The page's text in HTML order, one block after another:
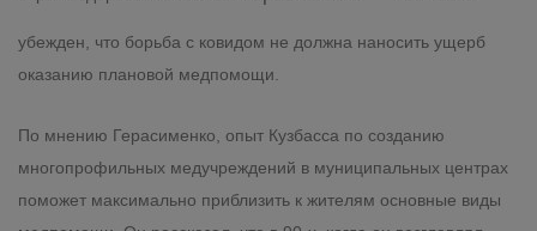
убежден, что борьба с ковидом не должна наносить ущерб
оказанию плановой медпомощи.
По мнению Герасименко, опыт Кузбасса по созданию
многопрофильных медучреждений в муниципальных центрах
поможет максимально приблизить к жителям основные виды